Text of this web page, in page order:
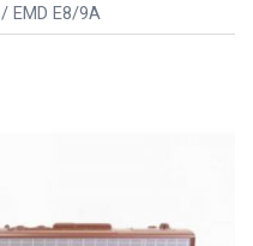
/ EMD E8/9A